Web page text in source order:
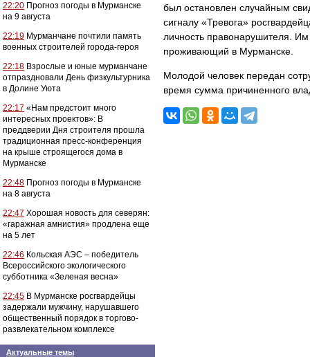
22:20 Прогноз погоды в Мурманске
на 9 августа
22:19 Мурманчане почтили память
военных строителей города-героя
22:18 Взрослые и юные мурманчане
отпраздновали День физкультурника
в Долине Уюта
22:17 «Нам предстоит много
интересных проектов»: В
преддверии Дня строителя прошла
традиционная пресс-конференция
на крыше строящегося дома в
Мурманске
22:48 Прогноз погоды в Мурманске
на 8 августа
22:47 Хорошая новость для северян:
«гаражная амнистия» продлена еще
на 5 лет
22:46 Кольская АЭС – победитель
Всероссийского экологического
субботника «Зеленая весна»
22:45 В Мурманске росгвардейцы
задержали мужчину, нарушавшего
общественный порядок в торгово-
развлекательном комплексе
Актуальные темы
был остановлен случайным
сигналу «Тревога»
личность правонарушителя.
проживающий в Мурманске.
Молодой человек передан
время сумма причиненного